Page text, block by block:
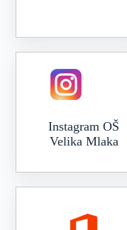
Instagram OŠ
Velika Mlaka